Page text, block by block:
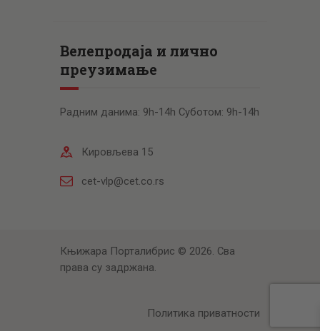
Велепродаја и лично
преузимање
Радним данима: 9h-14h Суботом: 9h-14h
Кировљева 15
cet-vlp@cet.co.rs
Књижара Порталибрис © 2026. Сва
права су задржана.
Политика приватности